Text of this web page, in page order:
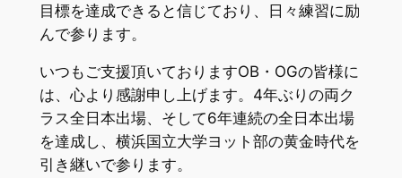
目標を達成できると信じており、日々練習に励
んで参ります。
いつもご支援頂いておりますOB・OGの皆様に
は、心より感謝申し上げます。4年ぶりの両ク
ラス全日本出場、そして6年連続の全日本出場
を達成し、横浜国立大学ヨット部の黄金時代を
引き継いで参ります。